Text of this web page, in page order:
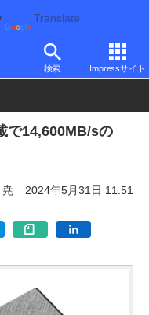
Translate
検索 Impressサイト
で14,600MB/sの
尭 2024年5月31日 11:51